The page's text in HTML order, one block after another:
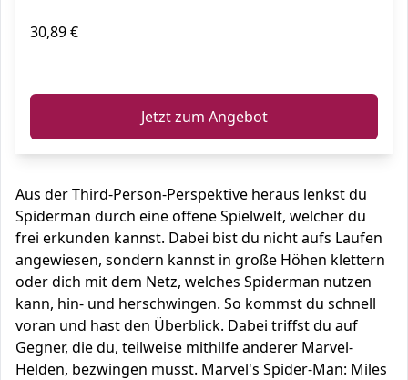
30,89 €
Jetzt zum Angebot
Aus der Third-Person-Perspektive heraus lenkst du
Spiderman durch eine offene Spielwelt, welcher du
frei erkunden kannst. Dabei bist du nicht aufs Laufen
angewiesen, sondern kannst in große Höhen klettern
oder dich mit dem Netz, welches Spiderman nutzen
kann, hin- und herschwingen. So kommst du schnell
voran und hast den Überblick. Dabei triffst du auf
Gegner, die du, teilweise mithilfe anderer Marvel-
Helden, bezwingen musst. Marvel's Spider-Man: Miles